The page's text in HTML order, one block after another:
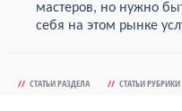
мастеров, но нужно
себя на этом рынке
// СТАТЬИ РАЗДЕЛА // СТАТЬИ РУБРИКИ